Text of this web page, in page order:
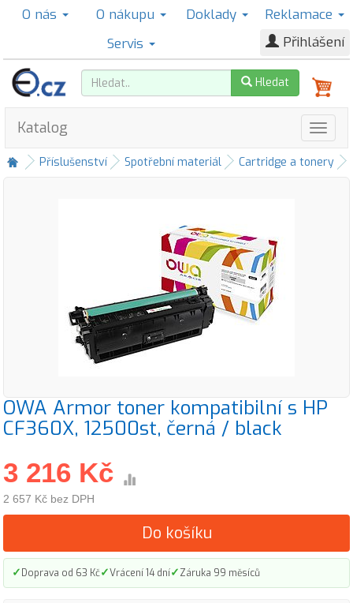
O nás O nákupu Doklady
Reklamace
Servis
Přihlášení
Hledat
Katalog
Příslušenství Spotřební materiál Cartridge a tonery
OWA Armor toner kompatibilní s HP
CF360X, 12500st, černá / black
3 216 Kč
2 657 Kč bez DPH
Do košíku
✓Doprava od 63 Kč✓Vrácení 14 dní✓Záruka 99 měsíců